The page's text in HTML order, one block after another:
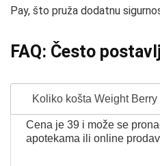
Pay, što pruža dodatnu
FAQ: Često
Koliko košta Weight
Cena je 39 i može se
apotekama ili online